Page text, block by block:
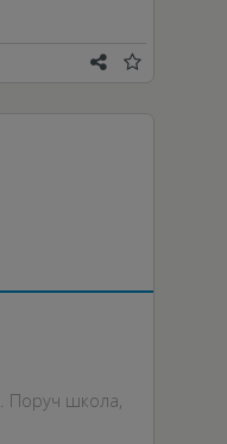
Поруч школа,